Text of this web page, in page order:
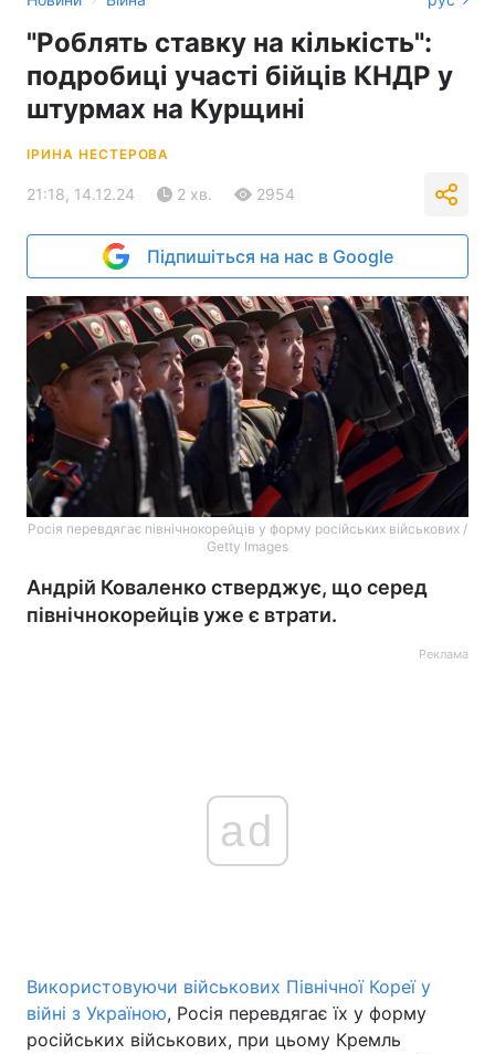
"Роблять ставку на кількість":
подробиці участі бійців КНДР у
штурмах на Курщині
ІРИНА НЕСТЕРОВА
21:18, 14.12.24 2 хв. 2954
Підпишіться на нас в Google
Росія перевдягає північнокорейців у форму російських військових /
Getty Images
Андрій Коваленко стверджує, що серед
північнокорейців уже є втрати.
Реклама
ad
Використовуючи військових Північної Кореї у
війні з Україною, Росія перевдягає їх у форму
російських військових, при цьому Кремль